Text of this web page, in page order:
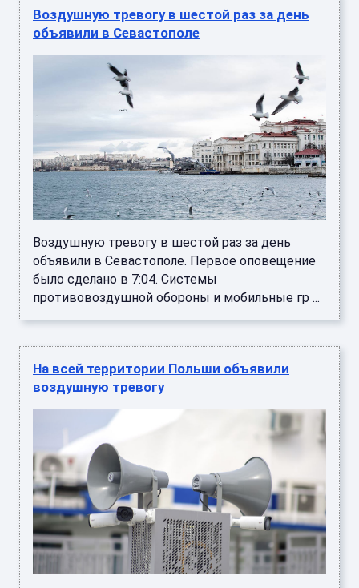
Воздушную тревогу в шестой раз за день
объявили в Севастополе
Воздушную тревогу в шестой раз за день
объявили в Севастополе. Первое оповещение
было сделано в 7:04. Системы
противовоздушной обороны и мобильные гр ...
На всей территории Польши объявили
воздушную тревогу